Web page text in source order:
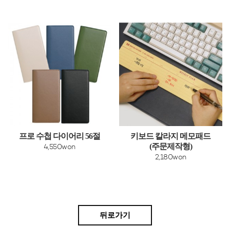
프로 수첩 다이어리 56절
4,550won
키보드 칼라지 메모패드
(주문제작형)
2,180won
뒤로가기